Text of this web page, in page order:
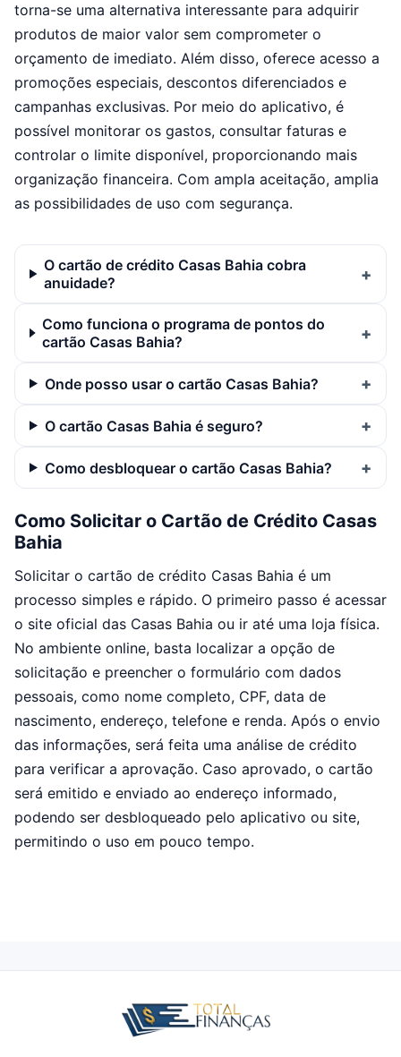
torna-se uma alternativa interessante para adquirir
produtos de maior valor sem comprometer o
orçamento de imediato. Além disso, oferece acesso a
promoções especiais, descontos diferenciados e
campanhas exclusivas. Por meio do aplicativo, é
possível monitorar os gastos, consultar faturas e
controlar o limite disponível, proporcionando mais
organização financeira. Com ampla aceitação, amplia
as possibilidades de uso com segurança.
O cartão de crédito Casas Bahia cobra
anuidade?
Como funciona o programa de pontos do
cartão Casas Bahia?
Onde posso usar o cartão Casas Bahia?
O cartão Casas Bahia é seguro?
Como desbloquear o cartão Casas Bahia?
Como Solicitar o Cartão de Crédito Casas
Bahia
Solicitar o cartão de crédito Casas Bahia é um
processo simples e rápido. O primeiro passo é acessar
o site oficial das Casas Bahia ou ir até uma loja física.
No ambiente online, basta localizar a opção de
solicitação e preencher o formulário com dados
pessoais, como nome completo, CPF, data de
nascimento, endereço, telefone e renda. Após o envio
das informações, será feita uma análise de crédito
para verificar a aprovação. Caso aprovado, o cartão
será emitido e enviado ao endereço informado,
podendo ser desbloqueado pelo aplicativo ou site,
permitindo o uso em pouco tempo.